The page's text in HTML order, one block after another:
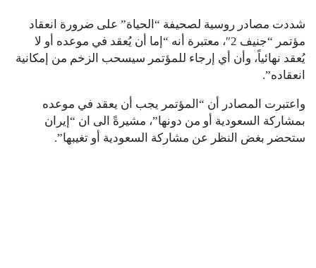
شددت مصادر روسية لصحيفة “الحياة” على ضرورة انعقاد
مؤتمر “جنيف 2″، معتبرة أنه “إما أن يُعقد في موعده أو لا
يُعقد نهائياً، وأن أي إرجاء للمؤتمر سيسحب الزخم من إمكانية
انعقاده”.
واعتبرت المصادر أن “المؤتمر يجب أن يعقد في موعده
بمشاركة السعودية أو من دونها”، مشيرةً الى ان “إيران
ستحضر بغض النظر عن مشاركة السعودية أو تغيبها”.